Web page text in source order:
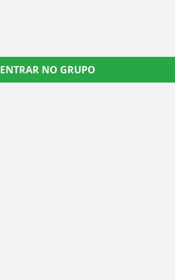
ENTRAR NO GRUPO